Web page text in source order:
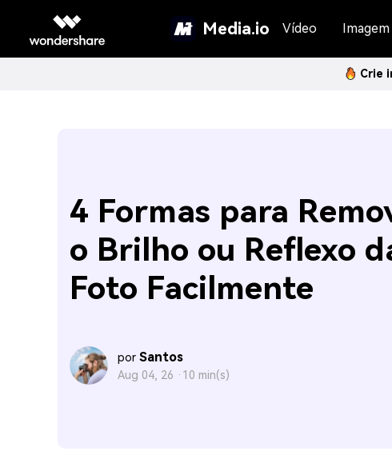
Media.io Vídeo Imagem
Crie
4 Formas para
o Brilho ou Reflexo
Foto Facilmente
por Santos
Aug 04, 26 · 10 min(s)